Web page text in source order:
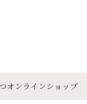
オンラインショップ